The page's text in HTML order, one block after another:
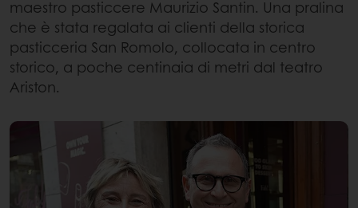
maestro pasticcere Maurizio Santin. Una pralina
che è stata regalata ai clienti della storica
pasticceria San Romolo, collocata in centro
storico, a poche centinaia di metri dal teatro
Ariston.